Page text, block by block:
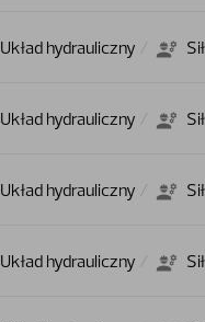
Układ hydrauliczny
Układ hydrauliczny
Układ hydrauliczny
Układ hydrauliczny